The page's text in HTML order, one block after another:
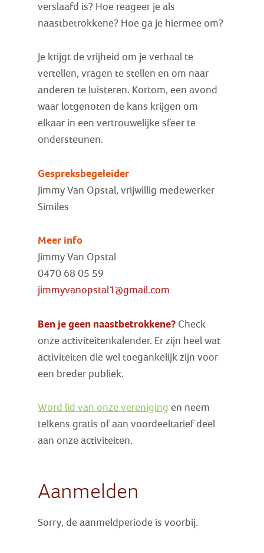
verslaafd is? Hoe reageer je als
naastbetrokkene? Hoe ga je hiermee om?
Je krijgt de vrijheid om je verhaal te
vertellen, vragen te stellen en om naar
anderen te luisteren. Kortom, een avond
waar lotgenoten de kans krijgen om
elkaar in een vertrouwelijke sfeer te
ondersteunen.
Gespreksbegeleider
Jimmy Van Opstal, vrijwillig medewerker
Similes
Meer info
Jimmy Van Opstal
0470 68 05 59
jimmyvanopstal1@gmail.com
Ben je geen naastbetrokkene? Check
onze activiteitenkalender. Er zijn heel wat
activiteiten die wel toegankelijk zijn voor
een breder publiek.
Word lid van onze vereniging en neem
telkens gratis of aan voordeeltarief deel
aan onze activiteiten.
Aanmelden
Sorry, de aanmeldperiode is voorbij.